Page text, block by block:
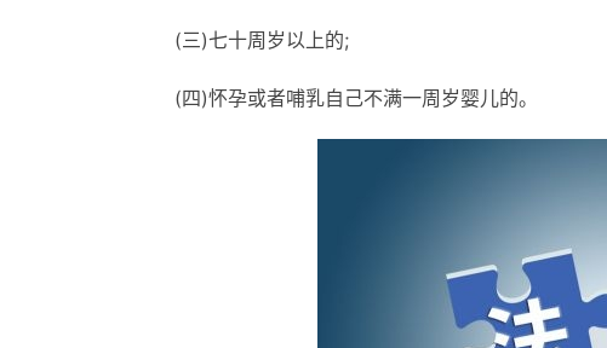
(三)七十周岁以上的;
(四)怀孕或者哺乳自己不满一周岁婴儿的。